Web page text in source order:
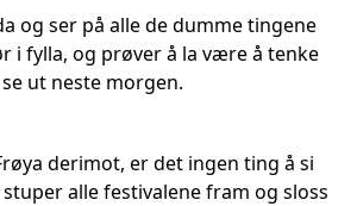
og ser på alle de dumme tingene
i fylla, og prøver å la være å tenke
ut neste morgen.
derimot, er det ingen ting å si
alle festivalene fram og sloss